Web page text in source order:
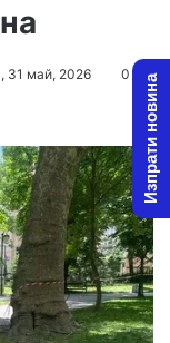
31 май, 2026 0 Изпрати новина